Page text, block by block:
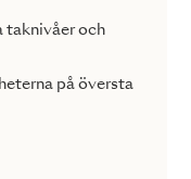
taknivåer och
på översta